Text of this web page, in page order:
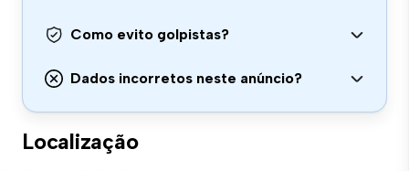
Como evito golpistas?
Dados incorretos neste anúncio?
Localização